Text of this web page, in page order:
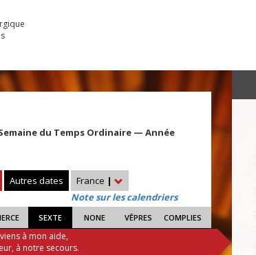
du Temps Ordinaire — Année
Autres dates France |
Note sur les calendriers
SEXTE NONE VÊPRES COMPLIES
à mon aide,
à notre secours.